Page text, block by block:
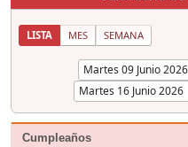
LISTA MES SEMANA
Cumpleaños